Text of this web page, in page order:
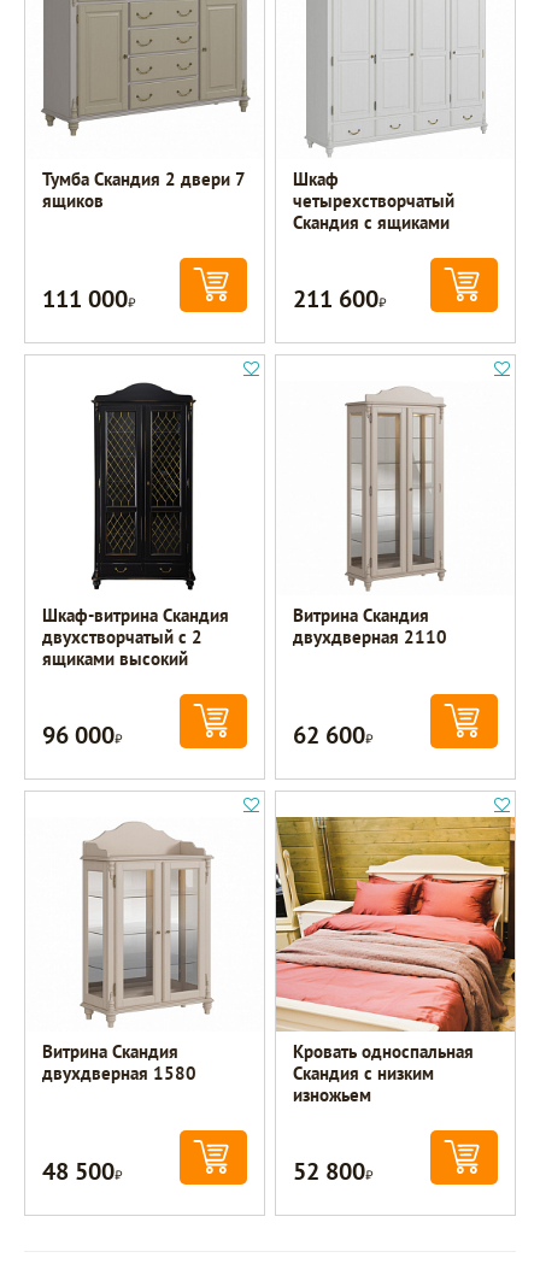
Тумба Скандия 2 двери 7
ящиков
111 000Р
Шкаф
четырехстворчатый
Скандия с ящиками
211 600Р
Шкаф-витрина Скандия
двухстворчатый с 2
ящиками высокий
96 000Р
Витрина Скандия
двухдверная 2110
62 600Р
Витрина Скандия
двухдверная 1580
48 500Р
Кровать односпальная
Скандия с низким
изножьем
52 800Р